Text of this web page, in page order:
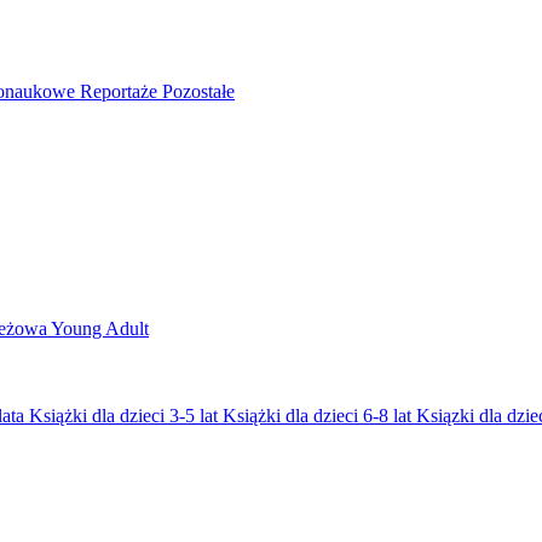
Reportaże Pozostałe
Young Adult
Książki dla dzieci 3-5 lat Książki dla dzieci 6-8 lat Ksiązki dla